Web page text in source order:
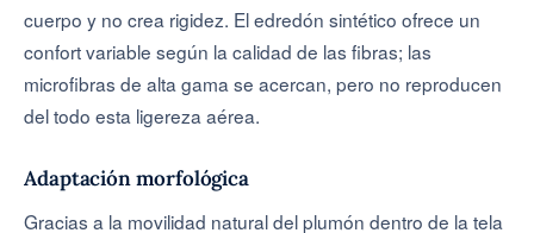
cuerpo y no crea rigidez. El edredón sintético ofrece un
confort variable según la calidad de las fibras; las
microfibras de alta gama se acercan, pero no reproducen
del todo esta ligereza aérea.
Adaptación morfológica
Gracias a la movilidad natural del plumón dentro de la tela